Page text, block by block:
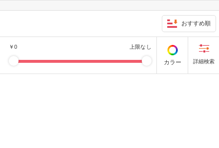
おすすめ順
￥0 上限なし
カラー